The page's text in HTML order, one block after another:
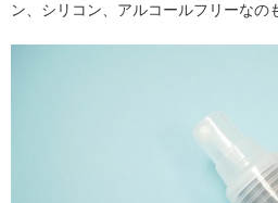
ン、シリコン、アルコールフリーなの